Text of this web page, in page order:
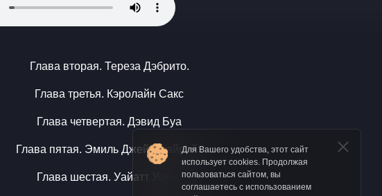
Глава вторая. Тереза Дэбрито.
Глава третья. Кэролайн Сакс
Глава четвертая. Дэвид Буа
Глава пятая. Эмиль Джей Фрайрайх
Глава шестая. Уайатт Уокер
Для Вашего удобства, этот сайт
использует cookies. Продолжая
пользоваться сайтом, вы
соглашаетесь с использованием